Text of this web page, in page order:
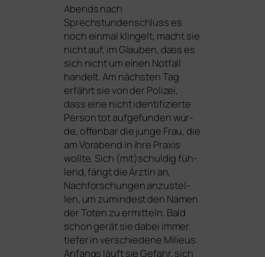
Abends nach
Sprechstundenschluss es
noch ein­mal klin­gelt, macht sie
nicht auf, im Glauben, dass es
sich nicht um einen Notfall
han­delt. Am nächs­ten Tag
erfährt sie von der Polizei,
dass eine nicht iden­ti­fi­zier­te
Person tot auf­ge­fun­den wur­
de, offen­bar die jun­ge Frau, die
am Vorabend in ihre Praxis
woll­te. Sich (mit)schuldig füh­
lend, fängt die Ärztin an,
Nachforschungen anzu­stel­
len, um zumin­dest den Namen
der Toten zu ermit­teln. Bald
schon gerät sie dabei immer
tie­fer in ver­schie­de­ne Milieus.
Anfangs läuft sie Gefahr, sich